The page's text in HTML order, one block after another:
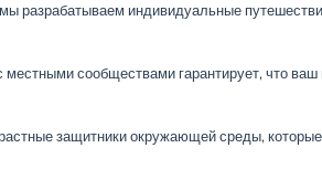
мы разрабатываем индивидуальные
местными сообществами гарантирует, что
защитники окружающей среды,